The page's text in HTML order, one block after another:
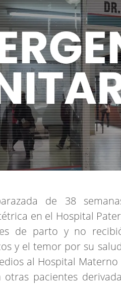
de 38
en el Hospital
de parto y no
y el temor por su
al Hospital
pacientes